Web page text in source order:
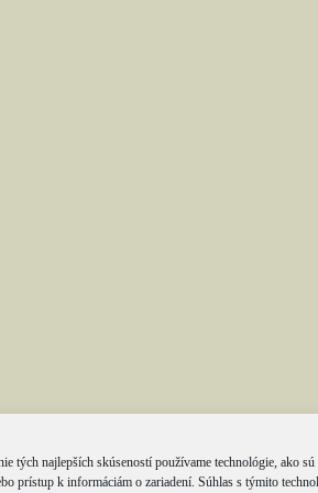
tých najlepších skúseností používame technológie, ako
prístup k informáciám o zariadení. Súhlas s týmito